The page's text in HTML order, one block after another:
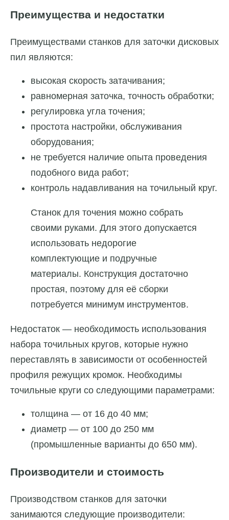
Преимущества и недостатки
Преимуществами станков для заточки дисковых
пил являются:
высокая скорость затачивания;
равномерная заточка, точность обработки;
регулировка угла точения;
простота настройки, обслуживания
оборудования;
не требуется наличие опыта проведения
подобного вида работ;
контроль надавливания на точильный круг.
Станок для точения можно собрать
своими руками. Для этого допускается
использовать недорогие
комплектующие и подручные
материалы. Конструкция достаточно
простая, поэтому для её сборки
потребуется минимум инструментов.
Недостаток — необходимость использования
набора точильных кругов, которые нужно
переставлять в зависимости от особенностей
профиля режущих кромок. Необходимы
точильные круги со следующими параметрами:
толщина — от 16 до 40 мм;
диаметр — от 100 до 250 мм
(промышленные варианты до 650 мм).
Производители и стоимость
Производством станков для заточки
занимаются следующие производители: